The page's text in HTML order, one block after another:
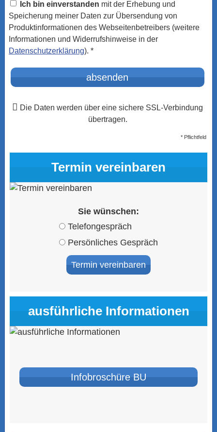
Ich bin einverstanden mit der Erhebung und
Speicherung meiner Daten zur Übersendung von
Produktinformationen des Webseitenbetreibers (weitere
Informationen und Widerrufshinweise in der
Datenschutzerklärung). *
absenden
Die Daten werden über eine sichere SSL-Verbindung
übertragen.
* Pflichtfeld
Termin ver­ein­baren
Sie wün­schen:
Tele­fon­ge­spräch
Persönliches Gespräch
ausführliche Informationen
Infobroschüre BU